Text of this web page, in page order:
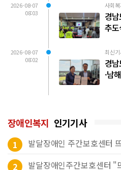
2026-08-07
08:03
사회복
경
추도
2026-08-07
08:02
최신
경
·남
장애인복지 인기기사
1
발달장애인 주간보호센터
2
발달장애인주간보호센터 "